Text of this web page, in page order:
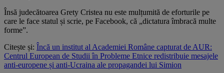
Însă judecătoarea Grety Cristea nu este mulțumită de eforturile pe
care le face statul și scrie, pe Facebook, că „dictatura îmbracă multe
forme”.
Citește și: Încă un institut al Academiei Române capturat de AUR:
Centrul European de Studii în Probleme Etnice redistribuie mesajele
anti-europene și anti-Ucraina ale propagandei lui Simion